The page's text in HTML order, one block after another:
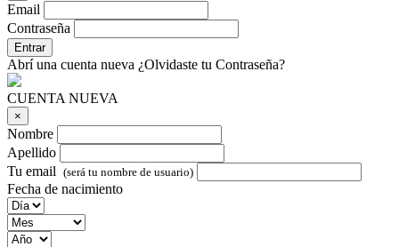
Email
Contraseña
Entrar
Abrí una cuenta nueva ¿Olvidaste tu Contraseña?
CUENTA NUEVA
×
Nombre
Apellido
Tu email (será tu nombre de usuario)
Fecha de nacimiento